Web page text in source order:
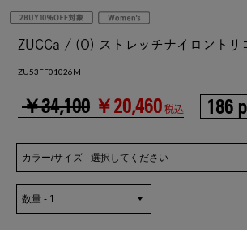
ZUCCa / (O) ストレッチナイロントリ
ZU53FF01026M
￥34,100 ￥20,460 税込 186